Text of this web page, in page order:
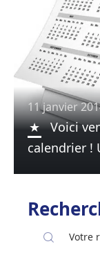
11 janvier
Voici
calendrier !